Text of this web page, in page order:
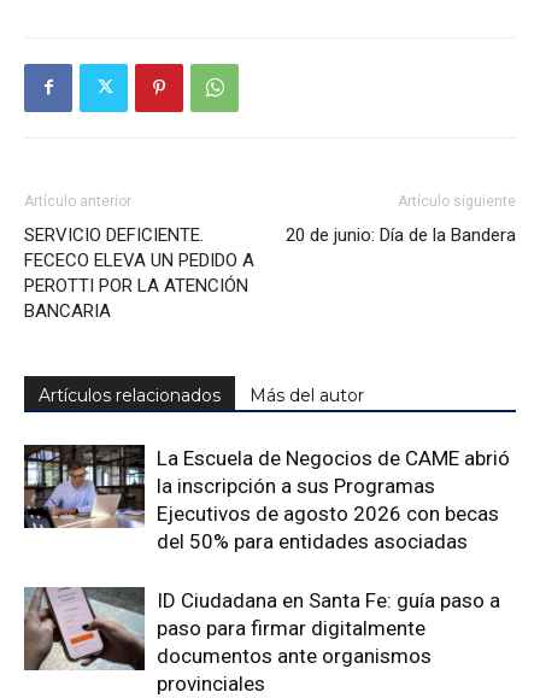
Artículo anterior
SERVICIO DEFICIENTE.
FECECO ELEVA UN PEDIDO A
PEROTTI POR LA ATENCIÓN
BANCARIA
Artículo siguiente
20 de junio: Día de la Bandera
Artículos relacionados Más del autor
La Escuela de Negocios de CAME abrió
la inscripción a sus Programas
Ejecutivos de agosto 2026 con becas
del 50% para entidades asociadas
ID Ciudadana en Santa Fe: guía paso a
paso para firmar digitalmente
documentos ante organismos
provinciales